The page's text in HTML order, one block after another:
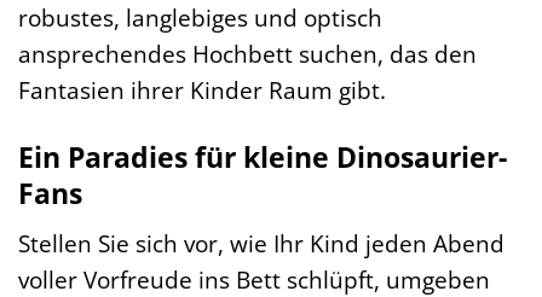
robustes, langlebiges und optisch
ansprechendes Hochbett suchen, das den
Fantasien ihrer Kinder Raum gibt.
Ein Paradies für kleine Dinosaurier-
Fans
Stellen Sie sich vor, wie Ihr Kind jeden Abend
voller Vorfreude ins Bett schlüpft, umgeben